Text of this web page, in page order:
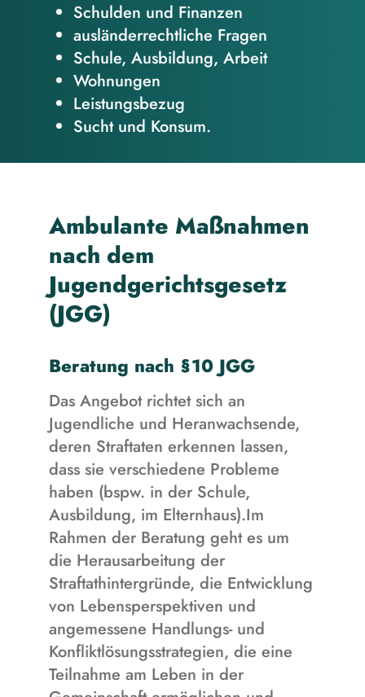
Schulden und Finanzen
ausländerrechtliche Fragen
Schule, Ausbildung, Arbeit
Wohnungen
Leistungsbezug
Sucht und Konsum.
Ambulante Maßnahmen
nach dem
Jugendgerichtsgesetz
(JGG)
Beratung nach §10 JGG
Das Angebot richtet sich an
Jugendliche und Heranwachsende,
deren Straftaten erkennen lassen,
dass sie verschiedene Probleme
haben (bspw. in der Schule,
Ausbildung, im Elternhaus).Im
Rahmen der Beratung geht es um
die Herausarbeitung der
Straftathintergründe, die Entwicklung
von Lebensperspektiven und
angemessene Handlungs- und
Konfliktlösungsstrategien, die eine
Teilnahme am Leben in der